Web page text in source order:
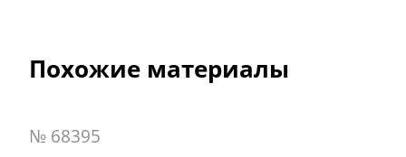
Похожие материалы
№ 68395